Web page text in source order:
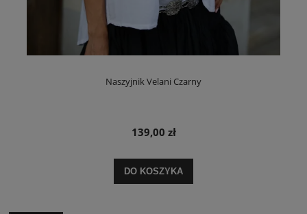
Naszyjnik Velani Czarny
139,00 zł
DO KOSZYKA